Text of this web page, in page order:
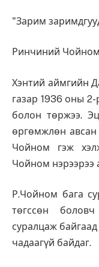
"Зарим
Ринчиний
Хэнтий аймгийн
газар 1936 оны
болон төржээ.
өргөмжлөн
Чойном гэж
Чойном нэрээрээ
Р.Чойном бага
төгссөн
суралцаж
чадаагүй байдаг.